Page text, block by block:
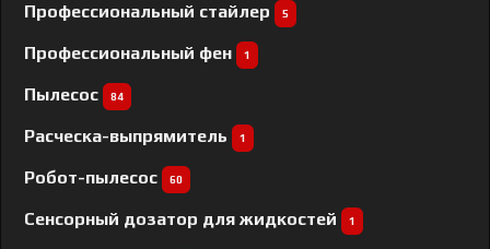
Профессиональный cтайлер 5
Профессиональный фен 1
Пылесос 84
Расческа-выпрямитель 1
Робот-пылесос 60
Сенсорный дозатор для жидкостей 1